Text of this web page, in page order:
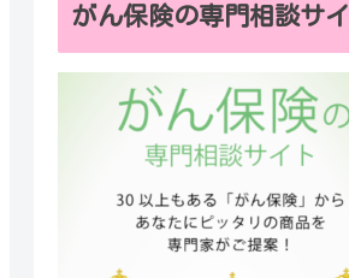
がん保険の専門相談サ